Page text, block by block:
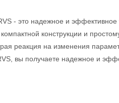
- это надежное и эффективное
конструкции и
реакция на изменения
вы получаете надежное и